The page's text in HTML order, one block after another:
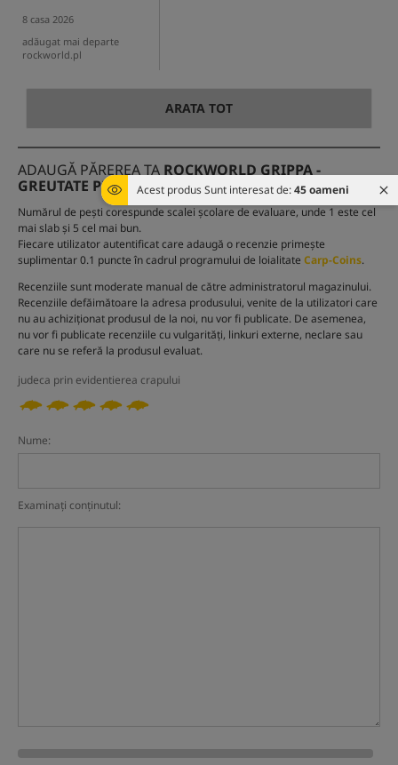
Acest produs Sunt interesat de:45 oameni
8 casa 2026
adăugat mai departe
rockworld.pl
ARATA TOT
ADAUGĂ PĂREREA TA ROCKWORLD GRIPPA -
GREUTATE PENTRU CRAP
Numărul de pești corespunde scalei școlare de evaluare, unde 1 este cel
mai slab și 5 cel mai bun.
Fiecare utilizator autentificat care adaugă o recenzie primește
suplimentar 0.1 puncte în cadrul programului de loialitate Carp-Coins.
Recenziile sunt moderate manual de către administratorul magazinului.
Recenziile defăimătoare la adresa produsului, venite de la utilizatori care
nu au achiziționat produsul de la noi, nu vor fi publicate. De asemenea,
nu vor fi publicate recenziile cu vulgarități, linkuri externe, neclare sau
care nu se referă la produsul evaluat.
judeca prin evidentierea crapului
Nume:
Examinați conținutul: